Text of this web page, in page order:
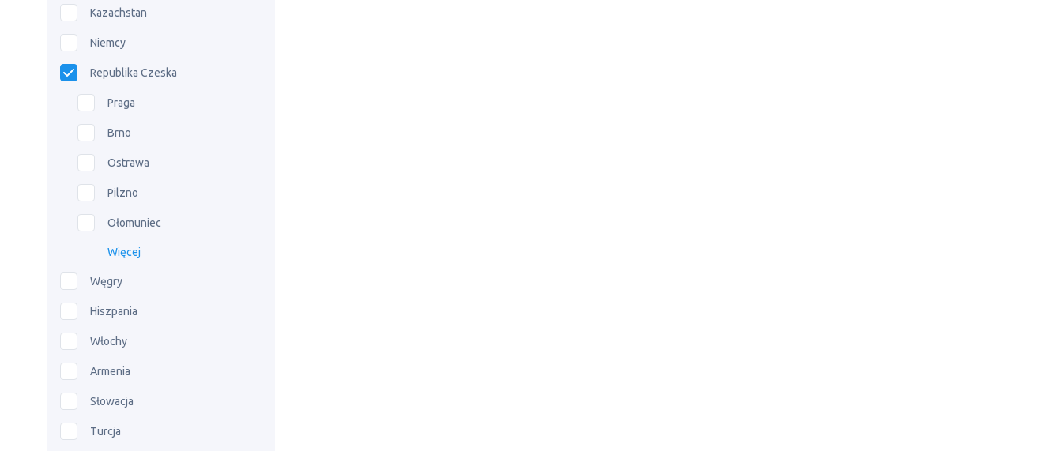
Kazachstan
Niemcy
Republika Czeska
Praga
Brno
Ostrawa
Pilzno
Ołomuniec
Więcej
Węgry
Hiszpania
Włochy
Armenia
Słowacja
Turcja